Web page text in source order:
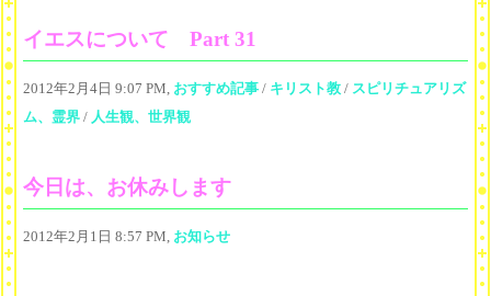
イエスについて Part 31
2012年2月4日 9:07 PM, おすすめ記事 / キリスト教 / スピリチュアリズ
ム、霊界 / 人生観、世界観
今日は、お休みします
2012年2月1日 8:57 PM, お知らせ